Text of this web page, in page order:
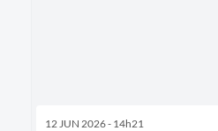
12 JUN 2026 - 14h21